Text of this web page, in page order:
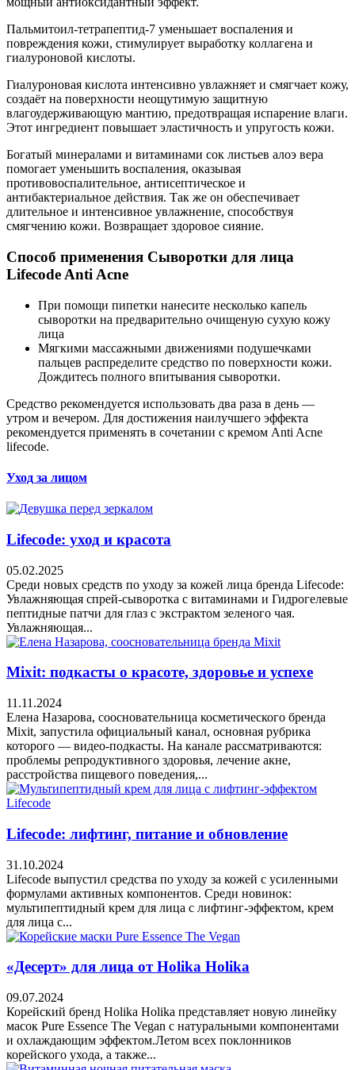
Пальмитоил-тетрапептид-7 уменьшает воспаления и
повреждения кожи, стимулирует выработку коллагена и
гиалуроновой кислоты.
Гиалуроновая кислота интенсивно увлажняет и смягчает кожу,
создаёт на поверхности неощутимую защитную
влагоудерживающую мантию, предотвращая испарение влаги.
Этот ингредиент повышает эластичность и упругость кожи.
Богатый минералами и витаминами сок листьев алоэ вера
помогает уменьшить воспаления, оказывая
противовоспалительное, антисептическое и
антибактериальное действия. Так же он обеспечивает
длительное и интенсивное увлажнение, способствуя
смягчению кожи. Возвращает здоровое сияние.
Способ применения Сыворотки для лица
Lifecode Anti Acne
При помощи пипетки нанесите несколько капель
сыворотки на предварительно очищеную сухую кожу
лица
Мягкими массажными движениями подушечками
пальцев распределите средство по поверхности кожи.
Дождитесь полного впитывания сыворотки.
Средство рекомендуется использовать два раза в день —
утром и вечером. Для достижения наилучшего эффекта
рекомендуется применять в сочетании с кремом Anti Acne
lifecode.
Уход за лицом
Lifecode: уход и красота
05.02.2025
Среди новых средств по уходу за кожей лица бренда Lifecode:
Увлажняющая спрей-сыворотка с витаминами и Гидрогелевые
пептидные патчи для глаз с экстрактом зеленого чая.
Увлажняющая...
Mixit: подкасты о красоте, здоровье и успехе
11.11.2024
Елена Назарова, соосновательница косметического бренда
Mixit, запустила официальный канал, основная рубрика
которого — видео-подкасты. На канале рассматриваются:
проблемы репродуктивного здоровья, лечение акне,
расстройства пищевого поведения,...
Lifecode: лифтинг, питание и обновление
31.10.2024
Lifecode выпустил средства по уходу за кожей с усиленными
формулами активных компонентов. Среди новинок:
мультипептидный крем для лица с лифтинг-эффектом, крем
для лица с...
«Десерт» для лица от Holika Holika
09.07.2024
Корейский бренд Holika Holika представляет новую линейку
масок Pure Essence The Vegan с натуральными компонентами
и охлаждающим эффектом.Летом всех поклонников
корейского ухода, а также...